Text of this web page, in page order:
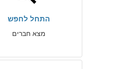
התחל לחפש
מצא חברים